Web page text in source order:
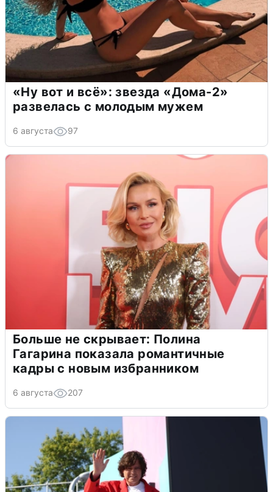
«Ну вот и всё»: звезда «Дома-2»
развелась с молодым мужем
6 августа 97
Больше не скрывает: Полина
Гагарина показала романтичные
кадры с новым избранником
6 августа 207